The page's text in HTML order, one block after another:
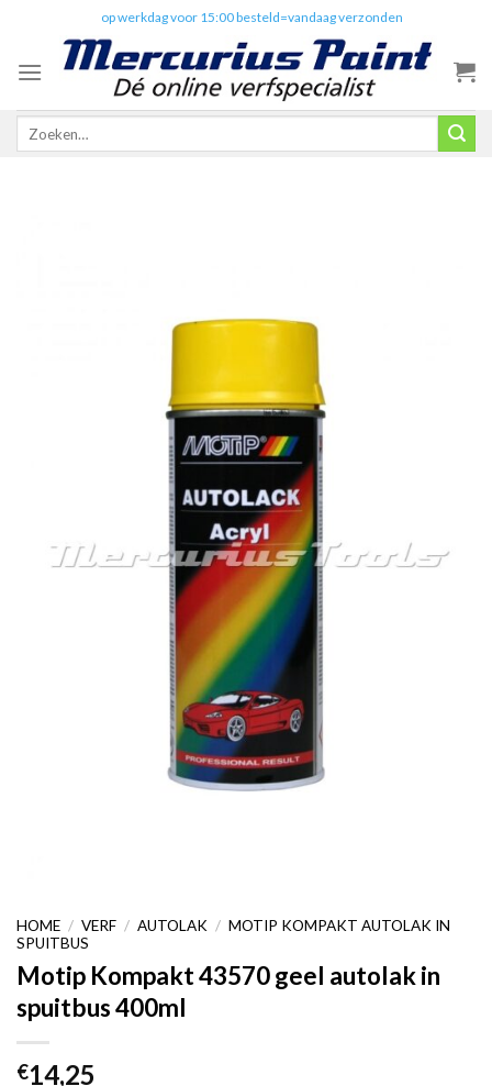
content
op werkdag voor 15:00 besteld=vandaag verzonden
Zoeken
HOME / VERF / AUTOLAK / MOTIP KOMPAKT AUTOLAK IN
SPUITBUS
Motip Kompakt 43570 geel autolak in
spuitbus 400ml
€14,25